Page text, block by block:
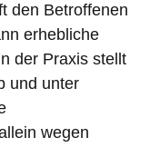
den Betroffenen
erhebliche
der Praxis stellt
und unter
wegen